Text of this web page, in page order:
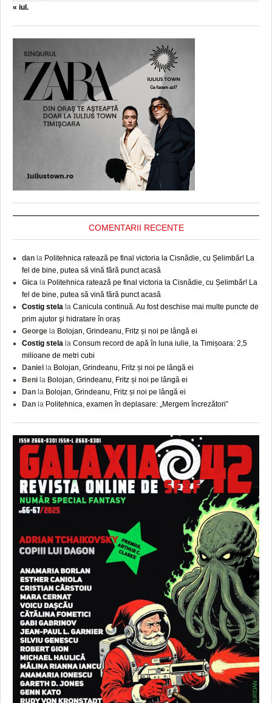
« iul.
COMENTARII RECENTE
dan la Politehnica ratează pe final victoria la Cisnădie, cu Șelimbăr! La
fel de bine, putea să vină fără punct acasă
Gica la Politehnica ratează pe final victoria la Cisnădie, cu Șelimbăr! La
fel de bine, putea să vină fără punct acasă
Costig stela la Canicula continuă. Au fost deschise mai multe puncte de
prim ajutor şi hidratare în oraș
George la Bolojan, Grindeanu, Fritz și noi pe lângă ei
Costig stela la Consum record de apă în luna iulie, la Timișoara: 2,5
milioane de metri cubi
Daniel la Bolojan, Grindeanu, Fritz și noi pe lângă ei
Beni la Bolojan, Grindeanu, Fritz și noi pe lângă ei
Dan la Bolojan, Grindeanu, Fritz și noi pe lângă ei
Dan la Politehnica, examen în deplasare: „Mergem încrezători”